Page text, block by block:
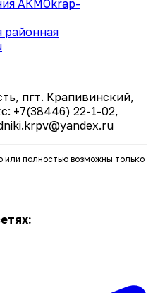
АКМОkrap-
районная
пгт. Крапивинский,
+7(38446) 22-1-02,
или полностью возможны только